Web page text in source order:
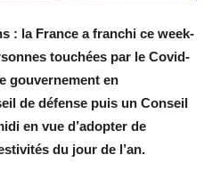
: la France a franchi ce week-
touchées par le Covid-
gouvernement en
de défense puis un Conseil
en vue d’adopter de
du jour de l’an.